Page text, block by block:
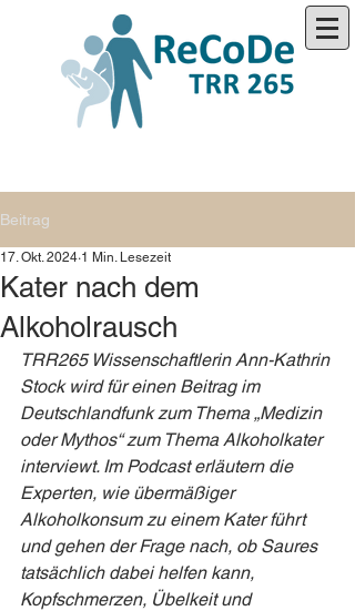
Beitrag
Kater nach dem
Alkoholrausch
17. Okt. 2024 1 Min. Lesezeit
TRR265 Wissenschaftlerin Ann-Kathrin
Stock wird für einen Beitrag im
Deutschlandfunk zum Thema „Medizin
oder Mythos“ zum Thema Alkoholkater
interviewt. Im Podcast erläutern die
Experten, wie übermäßiger
Alkoholkonsum zu einem Kater führt
und gehen der Frage nach, ob Saures
tatsächlich dabei helfen kann,
Kopfschmerzen, Übelkeit und